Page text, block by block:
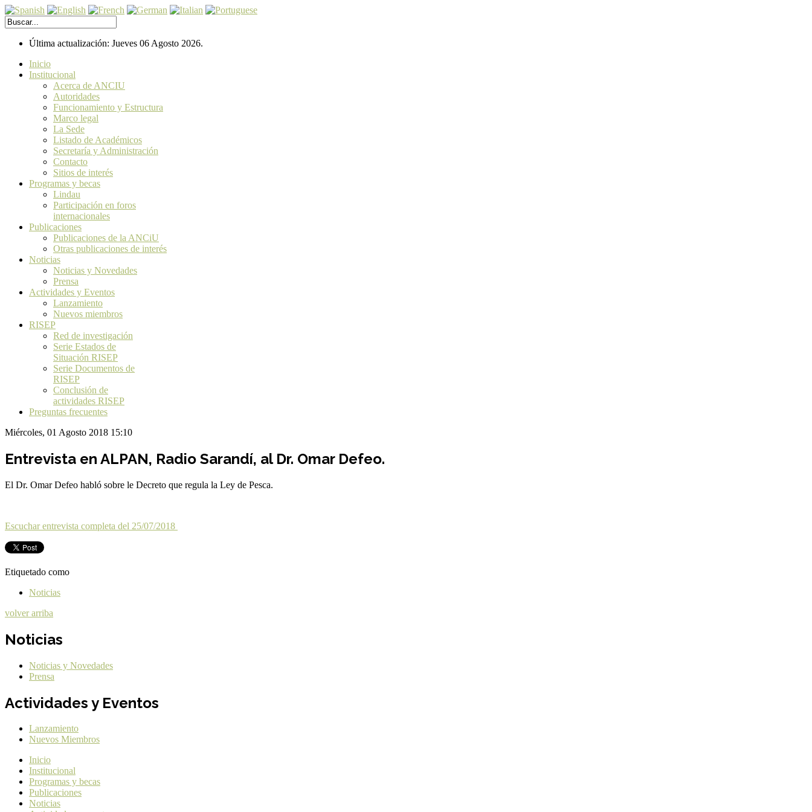
Última actualización: Jueves 06 Agosto 2026.
Inicio
Institucional
Acerca de ANCIU
Autoridades
Funcionamiento y Estructura
Marco legal
La Sede
Listado de Académicos
Secretaría y Administración
Contacto
Sitios de interés
Programas y becas
Lindau
Participación en foros
internacionales
Publicaciones
Publicaciones de la ANCiU
Otras publicaciones de interés
Noticias
Noticias y Novedades
Prensa
Actividades y Eventos
Lanzamiento
Nuevos miembros
RISEP
Red de investigación
Serie Estados de
Situación RISEP
Serie Documentos de
RISEP
Conclusión de
actividades RISEP
Preguntas frecuentes
Miércoles, 01 Agosto 2018 15:10
Entrevista en ALPAN, Radio Sarandí, al Dr. Omar Defeo.
El Dr. Omar Defeo habló sobre le Decreto que regula la Ley de Pesca.
Escuchar entrevista completa del 25/07/2018
Etiquetado como
Noticias
volver arriba
Noticias
Noticias y Novedades
Prensa
Actividades y Eventos
Lanzamiento
Nuevos Miembros
Inicio
Institucional
Programas y becas
Publicaciones
Noticias